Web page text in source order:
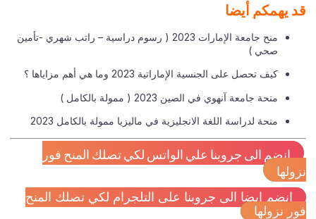
يهمكم أيضا
منح جامعة الإمارات 2023 ( رسوم دراسية – راتب شهري -تأمين
صحي )
كيف تحصل على الجنسية الإماراتية 2023 وما هي أهم مزاياها ؟
منحة جامعة آنهوي في الصين 2023 ( ممولة بالكامل )
منحة لدراسة اللغة الانجليزية في ماليزيا ممولة بالكامل 2023
انضم الى جروبنا علي الواتس لكي تصلك المنح فور
انضم ايضا الى جروبنا على التلجرام لكي تصلك المنح
نزولها